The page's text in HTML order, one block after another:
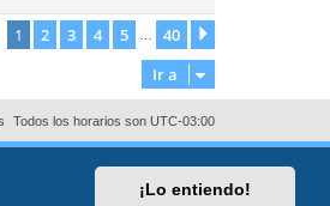
¡Lo entiendo!
Página1 de 40
1 2 3 4 5 40
Ir a
Todos los horarios son UTC-03:00